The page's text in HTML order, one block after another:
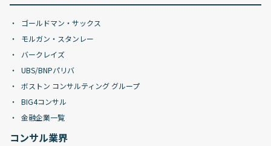
ゴールドマン・サックス
モルガン・スタンレー
バークレイズ
UBS/BNPパリバ
ボストン コンサルティング グループ
BIG4コンサル
金融企業一覧
コンサル業界